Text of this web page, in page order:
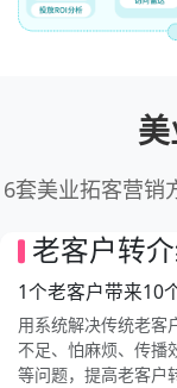
6套美业拓客营销
老客户转
1个老客户带来10
用系统解决传统老客
不足、怕麻烦、传播
等问题，提高老客户